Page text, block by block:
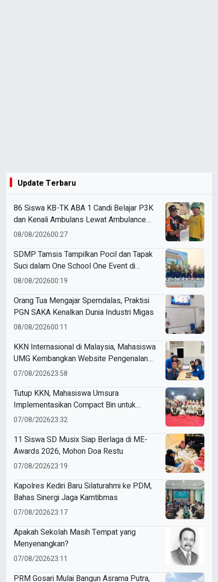
Update Terbaru
86 Siswa KB-TK ABA 1 Candi Belajar P3K
dan Kenali Ambulans Lewat Ambulance
Goes to Schools
08/08/202600:27
SDMP Tamsis Tampilkan Pocil dan Tapak
Suci dalam One School One Event di
Mojokerto
08/08/202600:19
Orang Tua Mengajar Spemdalas, Praktisi
PGN SAKA Kenalkan Dunia Industri Migas
08/08/202600:11
KKN Internasional di Malaysia, Mahasiswa
UMG Kembangkan Website Pengenalan
Budaya Indonesia
07/08/202623:58
Tutup KKN, Mahasiswa Umsura
Implementasikan Compact Bin untuk
Sampah Anorganik di Ketabang
07/08/202623:32
11 Siswa SD Musix Siap Berlaga di ME-
Awards 2026, Mohon Doa Restu
07/08/202623:19
Kapolres Kediri Baru Silaturahmi ke PDM,
Bahas Sinergi Jaga Kamtibmas
07/08/202623:17
Apakah Sekolah Masih Tempat yang
Menyenangkan?
07/08/202623:11
PRM Gosari Mulai Bangun Asrama Putra,